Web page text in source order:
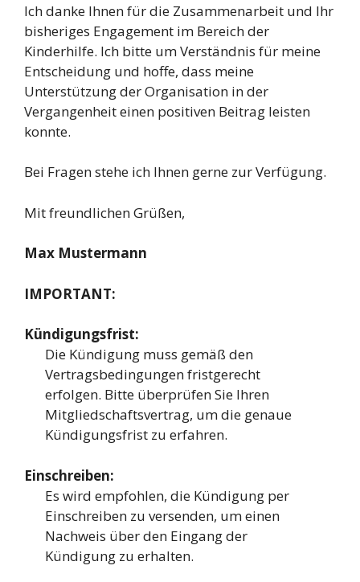
Ich danke Ihnen für die Zusammenarbeit und Ihr
bisheriges Engagement im Bereich der
Kinderhilfe. Ich bitte um Verständnis für meine
Entscheidung und hoffe, dass meine
Unterstützung der Organisation in der
Vergangenheit einen positiven Beitrag leisten
konnte.
Bei Fragen stehe ich Ihnen gerne zur Verfügung.
Mit freundlichen Grüßen,
Max Mustermann
IMPORTANT:
Kündigungsfrist:
Die Kündigung muss gemäß den
Vertragsbedingungen fristgerecht
erfolgen. Bitte überprüfen Sie Ihren
Mitgliedschaftsvertrag, um die genaue
Kündigungsfrist zu erfahren.
Einschreiben:
Es wird empfohlen, die Kündigung per
Einschreiben zu versenden, um einen
Nachweis über den Eingang der
Kündigung zu erhalten.